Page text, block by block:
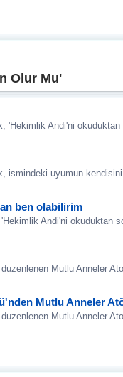
Olur Mu'
'Hekimlik Andi'ni
ismindeki uyumun
ben olabilirim
Andi'ni okuduktan
Mutlu Anneler
Mutlu Anneler
Mutlu Anneler